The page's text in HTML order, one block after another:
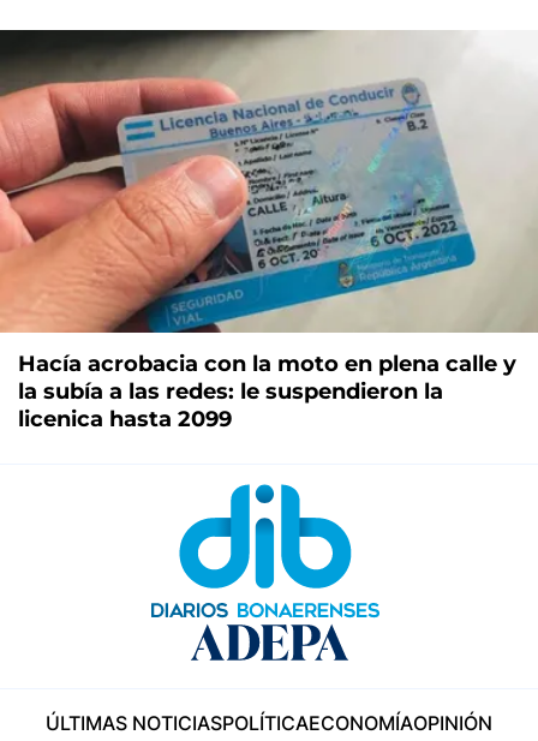
Hacía acrobacia con la moto en plena calle y
la subía a las redes: le suspendieron la
licenica hasta 2099
ÚLTIMAS NOTICIASPOLÍTICAECONOMÍAOPINIÓN